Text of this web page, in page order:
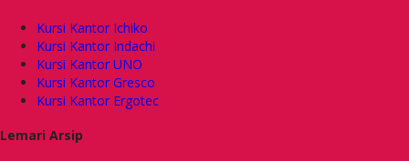
Kursi Kantor Ichiko
Kursi Kantor Indachi
Kursi Kantor UNO
Kursi Kantor Gresco
Kursi Kantor Ergotec
Lemari Arsip